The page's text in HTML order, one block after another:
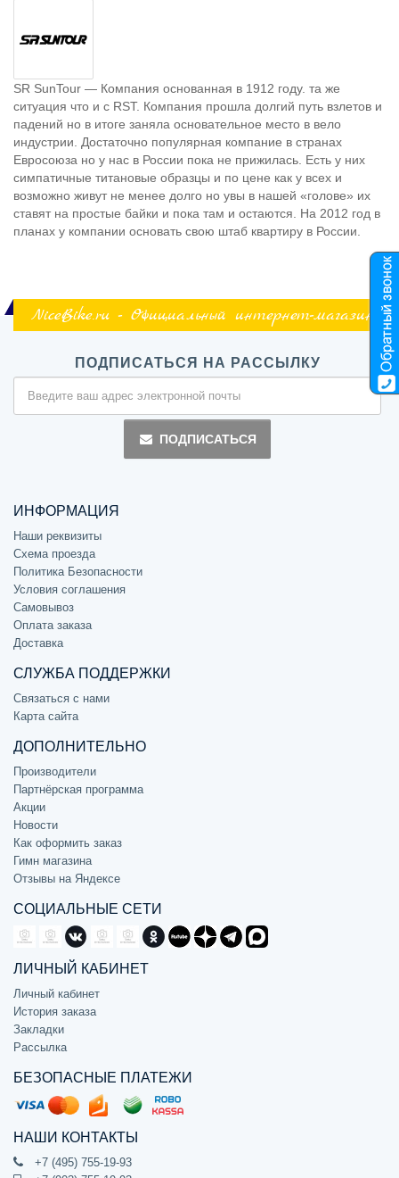
SR SunTour — Компания основанная в 1912 году. та же
ситуация что и с RST. Компания прошла долгий путь взлетов и
падений но в итоге заняла основательное место в вело
индустрии. Достаточно популярная компание в странах
Евросоюза но у нас в России пока не прижилась. Есть у них
симпатичные титановые образцы и по цене как у всех и
возможно живут не менее долго но увы в нашей «голове» их
ставят на простые байки и пока там и остаются. На 2012 год в
планах у компании основать свою штаб квартиру в России.
NiceBike.ru - Официальный интернет-магазин
ПОДПИСАТЬСЯ НА РАССЫЛКУ
ПОДПИСАТЬСЯ
ИНФОРМАЦИЯ
Наши реквизиты
Схема проезда
Политика Безопасности
Условия соглашения
Самовывоз
Оплата заказа
Доставка
СЛУЖБА ПОДДЕРЖКИ
Связаться с нами
Карта сайта
ДОПОЛНИТЕЛЬНО
Производители
Партнёрская программа
Акции
Новости
Как оформить заказ
Гимн магазина
Отзывы на Яндексе
СОЦИАЛЬНЫЕ СЕТИ
ЛИЧНЫЙ КАБИНЕТ
Личный кабинет
История заказа
Закладки
Рассылка
БЕЗОПАСНЫЕ ПЛАТЕЖИ
НАШИ КОНТАКТЫ
+7 (495) 755-19-93